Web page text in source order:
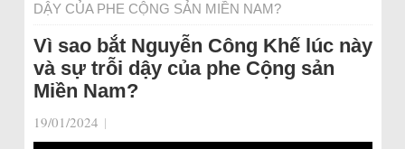
DẬY CỦA PHE CỘNG SẢN MIỀN NAM?
Vì sao bắt Nguyễn Công Khế lúc này
và sự trỗi dậy của phe Cộng sản
Miền Nam?
19/01/2024 |